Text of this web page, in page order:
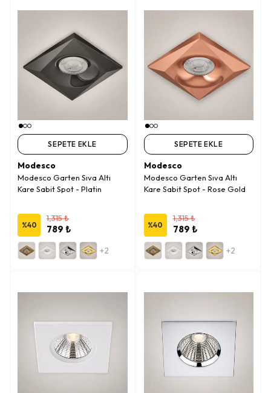
SEPETE EKLE
Modesco
Modesco Garten Sıva Altı
Kare Sabit Spot - Platin
%40
1,315 ₺
789 ₺
+2
SEPETE EKLE
Modesco
Modesco Garten Sıva Altı
Kare Sabit Spot - Rose Gold
%40
1,315 ₺
789 ₺
+2